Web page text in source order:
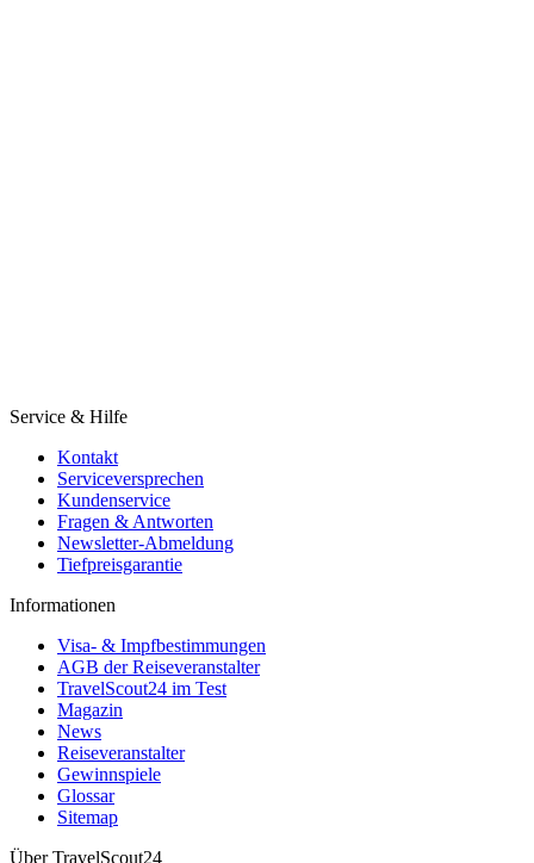
Service & Hilfe
Kontakt
Serviceversprechen
Kundenservice
Fragen & Antworten
Newsletter-Abmeldung
Tiefpreisgarantie
Informationen
Visa- & Impfbestimmungen
AGB der Reiseveranstalter
TravelScout24 im Test
Magazin
News
Reiseveranstalter
Gewinnspiele
Glossar
Sitemap
Über TravelScout24